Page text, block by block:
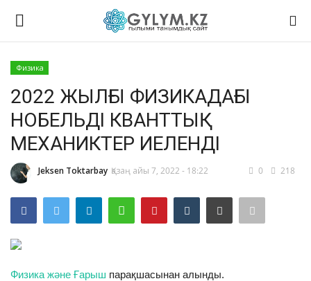
Басты
Физика
Физика
2022 ЖЫЛҒЫ ФИЗИКАДАҒЫ
НОБЕЛЬДІ КВАНТТЫҚ
МЕХАНИКТЕР ИЕЛЕНДІ
Jeksen Toktarbay Қазаң айы 7, 2022 - 18:22 0 218
Физика және Ғарыш парақшасынан алынды.